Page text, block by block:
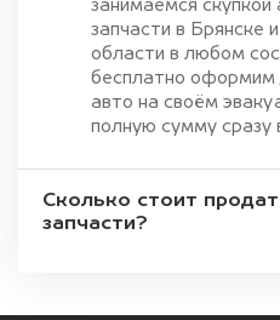
занимаемся скупкой
запчасти в Брянске
области в любом
бесплатно оформим
авто на своём
полную сумму сразу
Сколько стоит
запчасти?